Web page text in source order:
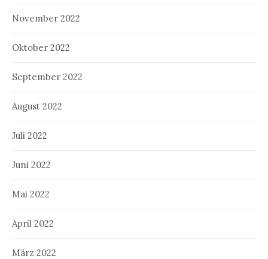
November 2022
Oktober 2022
September 2022
August 2022
Juli 2022
Juni 2022
Mai 2022
April 2022
März 2022